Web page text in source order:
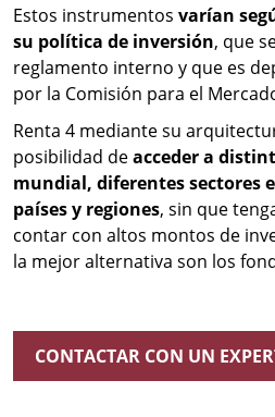
Estos instrumentos varían
su política de inversión, que
reglamento interno y que es
por la Comisión para el
Renta 4 mediante su
posibilidad deacceder a
mundial, diferentes sectores
países y regiones, sin que
contar con altos montos de
la mejor alternativa son los
CONTACTAR CON UN